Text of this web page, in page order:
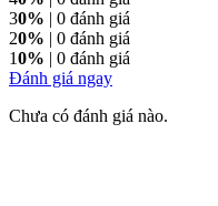
30% | 0 đánh giá
20% | 0 đánh giá
10% | 0 đánh giá
Đánh giá ngay
Chưa có đánh giá nào.